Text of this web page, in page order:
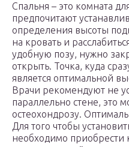
Спальня – это комната
предпочитают
определения высоты
на кровать и
удобную позу, нужно
открыть. Точка, куда
является оптимальной
Врачи рекомендуют не
параллельно стене, это
остеохондрозу.
Для того чтобы
необходимо